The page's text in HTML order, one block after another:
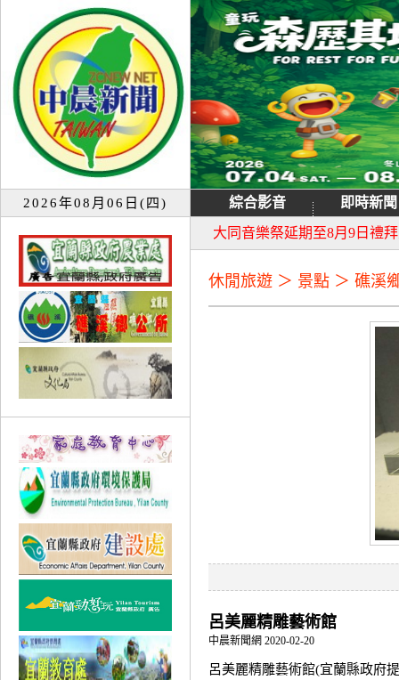
2026年08月06日(四) 綜合影音 即時新聞
宜蘭童玩節7月13日重新開園
大同音樂祭延期至8月9日禮
休閒旅遊 ＞ 景點 ＞ 礁溪
呂美麗精雕藝術館
中晨新聞網 2020-02-20
呂美麗精雕藝術館(宜蘭縣政府